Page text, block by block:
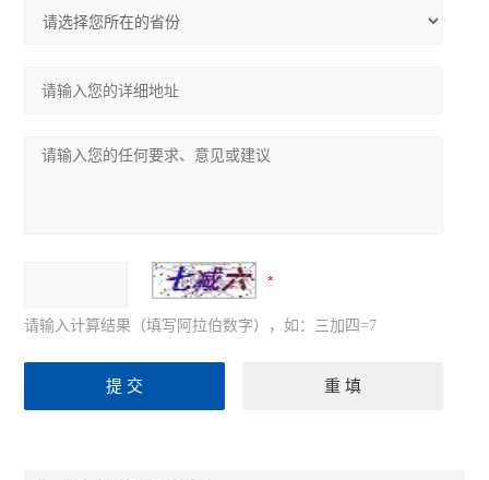
请输入计算结果（填写阿拉伯数字），如：三加四=7